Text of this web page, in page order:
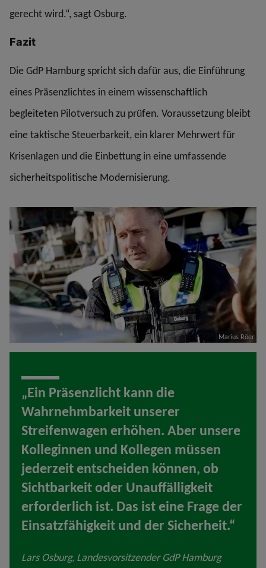
gerecht wird.“, sagt Osburg.
Fazit
Die GdP Hamburg spricht sich dafür aus, die Einführung
eines Präsenzlichtes in einem wissenschaftlich
begleiteten Pilotversuch zu prüfen. Voraussetzung bleibt
eine taktische Steuerbarkeit, ein klarer Mehrwert für
Krisenlagen und die Einbettung in eine umfassende
sicherheitspolitische Modernisierung.
Marius Röer
„Ein Präsenzlicht kann die
Wahrnehmbarkeit unserer
Streifenwagen erhöhen. Aber unsere
Kolleginnen und Kollegen müssen
jederzeit entscheiden können, ob
Sichtbarkeit oder Unauffälligkeit
erforderlich ist. Das ist eine Frage der
Einsatzfähigkeit und der Sicherheit.“
Lars Osburg, Landesvorsitzender GdP Hamburg